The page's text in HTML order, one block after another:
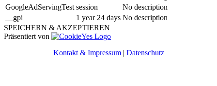
GoogleAdServingTest session
No description
__gpi
1 year 24 days No description
SPEICHERN & AKZEPTIEREN
Präsentiert von
Kontakt & Impressum| Datenschutz